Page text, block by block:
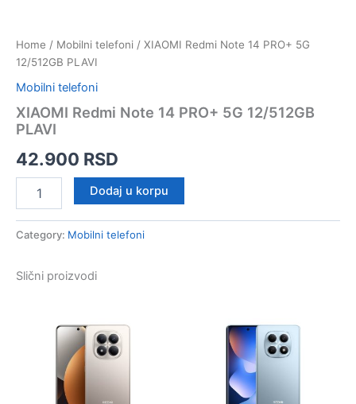
Home / Mobilni telefoni / XIAOMI Redmi Note 14 PRO+ 5G
12/512GB PLAVI
Mobilni telefoni
XIAOMI Redmi Note 14 PRO+ 5G 12/512GB
PLAVI
42.900 RSD
Redmi
14
12/512GB
Dodaj u korpu
Category: Mobilni telefoni
Slični proizvodi